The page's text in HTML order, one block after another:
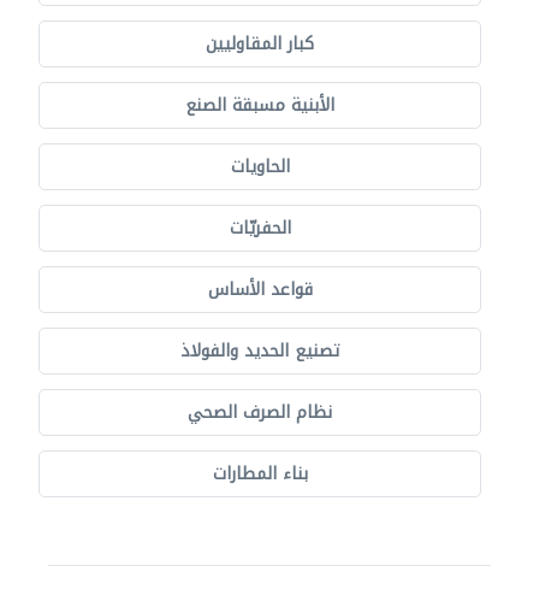
كبار المقاوليين
الأبنية مسبقة الصنع
الحاويات
الحفريّات
قواعد الأساس
تصنيع الحديد والفولاذ
نظام الصرف الصحي
بناء المطارات